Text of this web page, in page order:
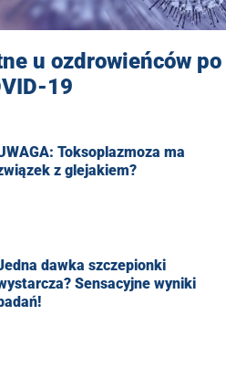
u ozdrowieńców po
19
Toksoplazmoza ma
z glejakiem?
dawka szczepionki
Sensacyjne wyniki